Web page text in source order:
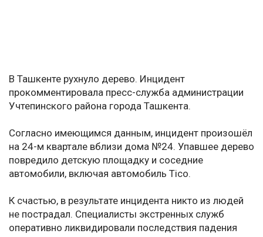
В Ташкенте рухнуло дерево. Инцидент
прокомментировала пресс-служба администрации
Учтепинского района города Ташкента.
Согласно имеющимся данным, инцидент произошёл
на 24-м квартале вблизи дома №24. Упавшее дерево
повредило детскую площадку и соседние
автомобили, включая автомобиль Tico.
К счастью, в результате инцидента никто из людей
не пострадал. Специалисты экстренных служб
оперативно ликвидировали последствия падения